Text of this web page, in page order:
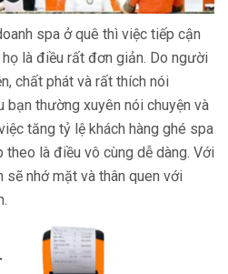
spa ở quê thì việc tiếp cận
là điều rất đơn giản. Do người
chất phát và rất thích nói
bạn thường xuyên nói chuyện và
tăng tỷ lệ khách hàng ghé spa
là điều vô cùng dễ dàng. Với
sẽ nhớ mặt và thân quen với